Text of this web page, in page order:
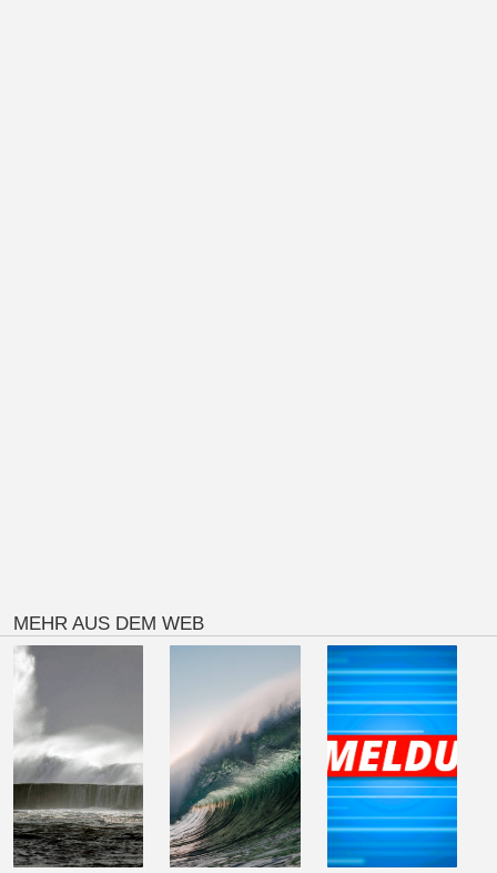
MEHR AUS DEM WEB